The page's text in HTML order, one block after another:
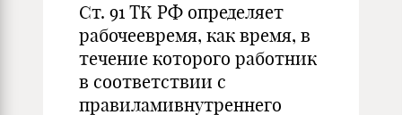
Ст. 91 ТК РФ определяет
рабочеевремя, как время, в
течение которого работник
в соответствии с
правиламивнутреннего